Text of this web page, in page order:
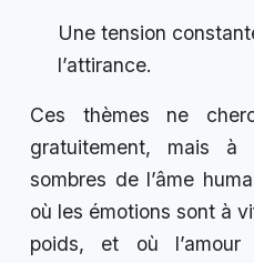
Une tension
l’attirance.
Ces thèmes ne
gratuitement, mais à
sombres de l’âme
où les émotions sont à
poids, et où